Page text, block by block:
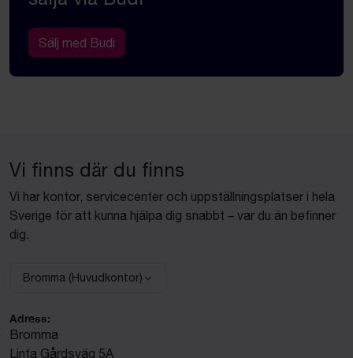
Sälj med Budi
Vi finns där du finns
Vi har kontor, servicecenter och uppställningsplatser i hela
Sverige för att kunna hjälpa dig snabbt – var du än befinner
dig.
Välj anläggning:
Bromma (Huvudkontor)
Adress:
Bromma
Linta Gårdsväg 5A